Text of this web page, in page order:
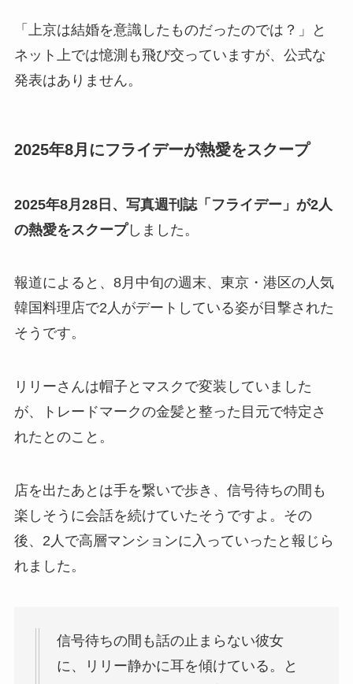
「上京は結婚を意識したものだったのでは？」と
ネット上では憶測も飛び交っていますが、公式な
発表はありません。
2025年8月にフライデーが熱愛をスクープ
2025年8月28日、写真週刊誌「フライデー」が2人
の熱愛をスクープしました。
報道によると、8月中旬の週末、東京・港区の人気
韓国料理店で2人がデートしている姿が目撃された
そうです。
リリーさんは帽子とマスクで変装していました
が、トレードマークの金髪と整った目元で特定さ
れたとのこと。
店を出たあとは手を繋いで歩き、信号待ちの間も
楽しそうに会話を続けていたそうですよ。その
後、2人で高層マンションに入っていったと報じら
れました。
信号待ちの間も話の止まらない彼女
に、リリー静かに耳を傾けている。と